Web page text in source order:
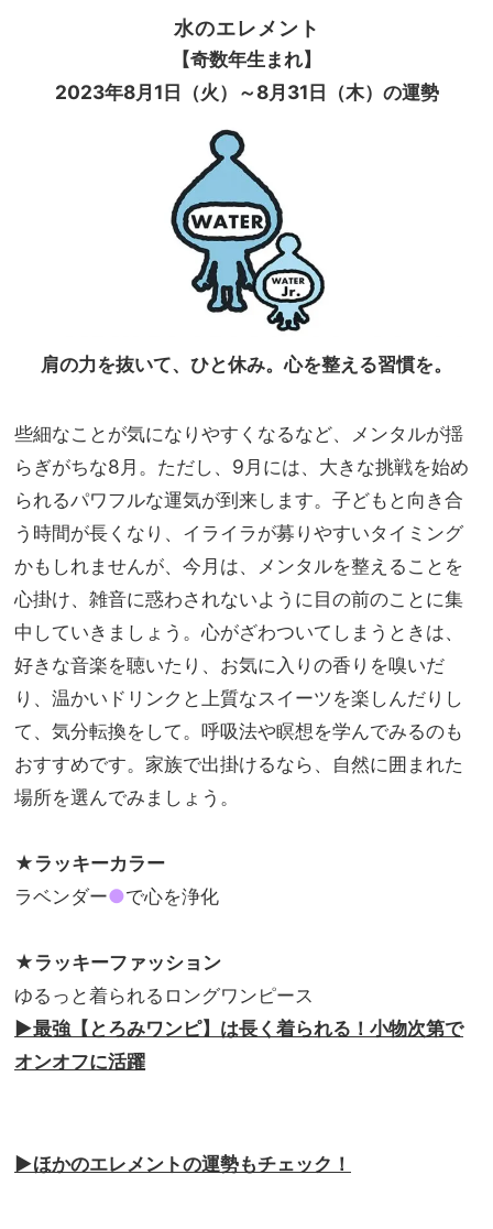
水のエレメント
【奇数年生まれ】
2023年8月1日（火）～8月31日（木）の運勢
肩の力を抜いて、ひと休み。心を整える習慣を。
些細なことが気になりやすくなるなど、メンタルが揺
らぎがちな8月。ただし、9月には、大きな挑戦を始め
られるパワフルな運気が到来します。子どもと向き合
う時間が長くなり、イライラが募りやすいタイミング
かもしれませんが、今月は、メンタルを整えることを
心掛け、雑音に惑わされないように目の前のことに集
中していきましょう。心がざわついてしまうときは、
好きな音楽を聴いたり、お気に入りの香りを嗅いだ
り、温かいドリンクと上質なスイーツを楽しんだりし
て、気分転換をして。呼吸法や瞑想を学んでみるのも
おすすめです。家族で出掛けるなら、自然に囲まれた
場所を選んでみましょう。
★ラッキーカラー
ラベンダー●で心を浄化
★ラッキーファッション
ゆるっと着られるロングワンピース
▶︎最強【とろみワンピ】は長く着られる！小物次第で
オンオフに活躍
▶︎ほかのエレメントの運勢もチェック！